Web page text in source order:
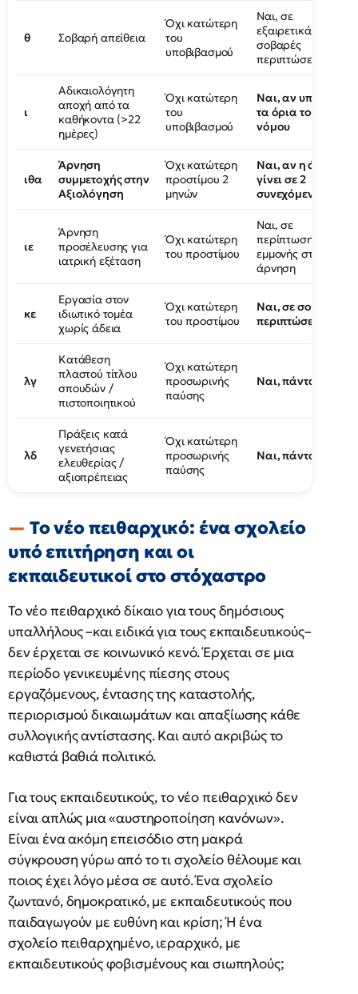
θ Σοβαρή απείθεια
Όχι κατώτερη
του
υποβιβασμού
Ναι, σε
εξαιρετικά
σοβαρές
περιπτώσεις
ι
Αδικαιολόγητη
αποχή από τα
καθήκοντα (>22
ημέρες)
Όχι κατώτερη
του
υποβιβασμού
Ναι, αν υπερβεί
τα όρια του
νόμου
ιθα
Άρνηση
συμμετοχής στην
Αξιολόγηση
Όχι κατώτερη
προστίμου 2
μηνών
Ναι, αν η άρνηση
γίνει σε 2
συνεχόμενα έτη
ιε
Άρνηση
προσέλευσης για
ιατρική εξέταση
Όχι κατώτερη
του προστίμου
Ναι, σε
περίπτωση
εμμονής στην
άρνηση
κε
Εργασία στον
ιδιωτικό τομέα
χωρίς άδεια
Όχι κατώτερη
του προστίμου
Ναι, σε σοβαρές
περιπτώσεις
λγ
Κατάθεση
πλαστού τίτλου
σπουδών /
πιστοποιητικού
Όχι κατώτερη
προσωρινής
παύσης
Ναι, πάντα
λδ
Πράξεις κατά
γενετήσιας
ελευθερίας /
αξιοπρέπειας
Όχι κατώτερη
προσωρινής
παύσης
Ναι, πάντα
Το νέο πειθαρχικό: ένα σχολείο
υπό επιτήρηση και οι
εκπαιδευτικοί στο στόχαστρο
Το νέο πειθαρχικό δίκαιο για τους δημόσιους
υπαλλήλους –και ειδικά για τους εκπαιδευτικούς–
δεν έρχεται σε κοινωνικό κενό. Έρχεται σε μια
περίοδο γενικευμένης πίεσης στους
εργαζόμενους, έντασης της καταστολής,
περιορισμού δικαιωμάτων και απαξίωσης κάθε
συλλογικής αντίστασης. Και αυτό ακριβώς το
καθιστά βαθιά πολιτικό.
Για τους εκπαιδευτικούς, το νέο πειθαρχικό δεν
είναι απλώς μια «αυστηροποίηση κανόνων».
Είναι ένα ακόμη επεισόδιο στη μακρά
σύγκρουση γύρω από το τι σχολείο θέλουμε και
ποιος έχει λόγο μέσα σε αυτό. Ένα σχολείο
ζωντανό, δημοκρατικό, με εκπαιδευτικούς που
παιδαγωγούν με ευθύνη και κρίση; Ή ένα
σχολείο πειθαρχημένο, ιεραρχικό, με
εκπαιδευτικούς φοβισμένους και σιωπηλούς;